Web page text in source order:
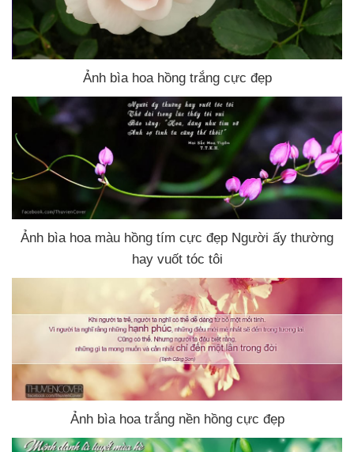
Ảnh bìa hoa hồng trắng cực đẹp
Ảnh bìa hoa màu hồng tím cực đẹp Người ấy thường
hay vuốt tóc tôi
Ảnh bìa hoa trắng nền hồng cực đẹp